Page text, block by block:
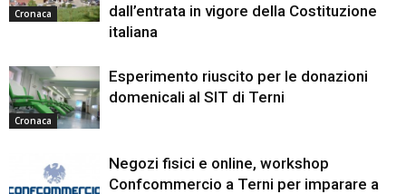
Cronaca
dall’entrata in vigore della Costituzione
italiana
Cronaca
Esperimento riuscito per le donazioni
domenicali al SIT di Terni
Negozi fisici e online, workshop
Confcommercio a Terni per imparare a